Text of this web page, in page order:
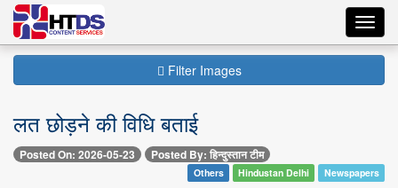
Filter Images
लत छोड़ने की विधि बताई
Posted On: 2026-05-23 Posted By: हिन्दुस्तान टीम
Others Hindustan Delhi Newspapers